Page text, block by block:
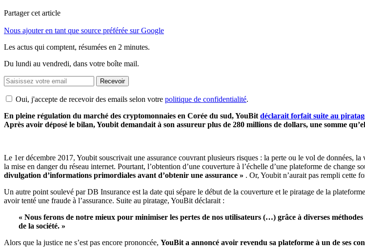
Partager cet article
Nous ajouter en tant que source préférée sur Google
Les actus qui comptent, résumées en 2 minutes.
Du lundi au vendredi, dans votre boîte mail.
Recevoir
Oui, j'accepte de recevoir des emails selon votre politique de confidentialité.
En pleine régulation du marché des cryptomonnaies en Corée du sud, YouBit déclarait forfait suite au
Après avoir déposé le bilan, Youbit demandait à son assureur plus de 280 millions de dollars, une somme
Le 1er décembre 2017, Youbit souscrivait une assurance couvrant plusieurs risques : la perte ou le vol de données,
la mise en danger du réseau internet. Pourtant, l’obtention d’une couverture à l’échelle d’une plateforme de change
divulgation d’informations primordiales avant d’obtenir une assurance » . Or, Youbit n’aurait pas rempli cette
Un autre point soulevé par DB Insurance est la date qui sépare le début de la couverture et le piratage de la
avoir tenté une fraude à l’assurance. Suite au piratage, YouBit déclarait :
« Nous ferons de notre mieux pour minimiser les pertes de nos utilisateurs (…) grâce à diverses
de la société. »
Alors que la justice ne s’est pas encore prononcée, YouBit a annoncé avoir revendu sa plateforme à un de ses